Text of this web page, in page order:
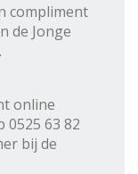
compliment
de Jonge
online
0525 63 82
bij de